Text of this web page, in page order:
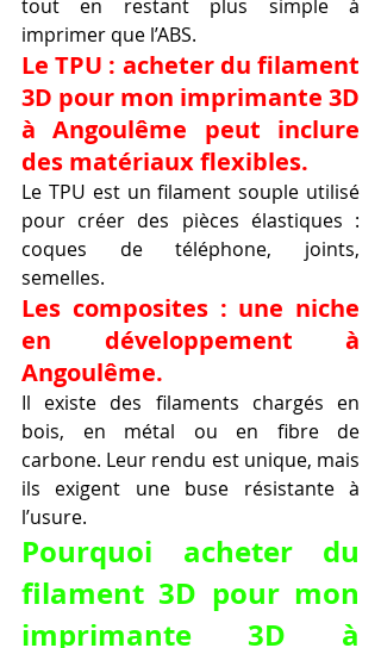
tout en restant plus simple à
imprimer que l’ABS.
Le TPU : acheter du filament
3D pour mon imprimante 3D
à Angoulême peut inclure
des matériaux flexibles.
Le TPU est un filament souple utilisé
pour créer des pièces élastiques :
coques de téléphone, joints,
semelles.
Les composites : une niche
en développement à
Angoulême.
Il existe des filaments chargés en
bois, en métal ou en fibre de
carbone. Leur rendu est unique, mais
ils exigent une buse résistante à
l’usure.
Pourquoi acheter du
filament 3D pour mon
imprimante 3D à